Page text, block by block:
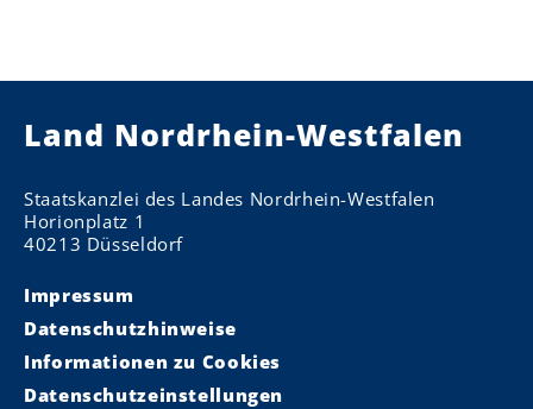
Land Nordrhein-Westfalen
Staatskanzlei des Landes Nordrhein-Westfalen
Horionplatz 1
40213 Düsseldorf
Impressum
Datenschutzhinweise
Informationen zu Cookies
Datenschutzeinstellungen